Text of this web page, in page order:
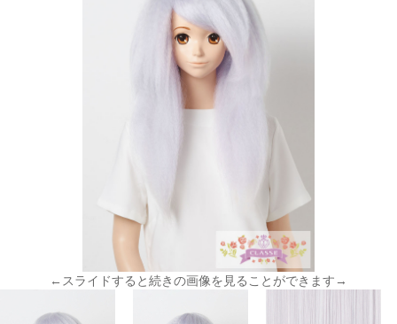
←スライドすると続きの画像を見ることができます→